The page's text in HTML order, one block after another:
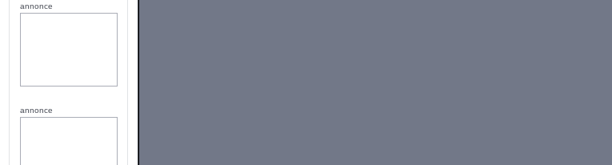
annonce
annonce